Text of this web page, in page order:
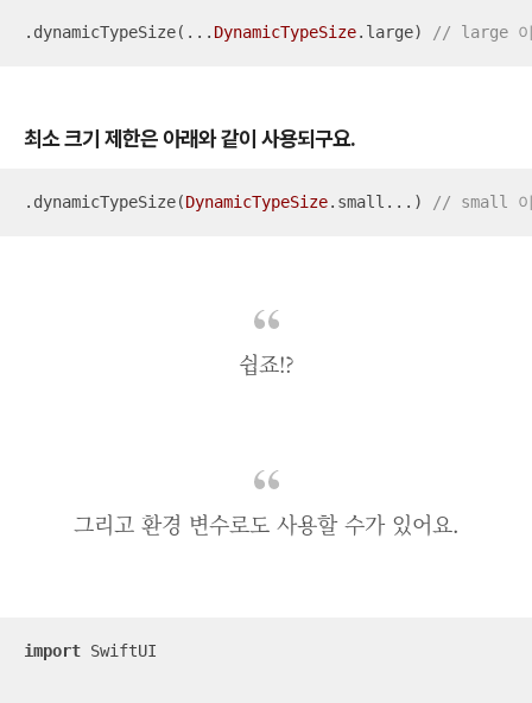
.dynamicTypeSize( ... DynamicTypeSize.large) // large
최소 크기 제한은 아래와 같이 사용되구요.
.dynamicTypeSize(DynamicTypeSize.small ... ) // small
쉽죠!?
그리고 환경 변수로도 사용할 수가 있어요.
import SwiftUI